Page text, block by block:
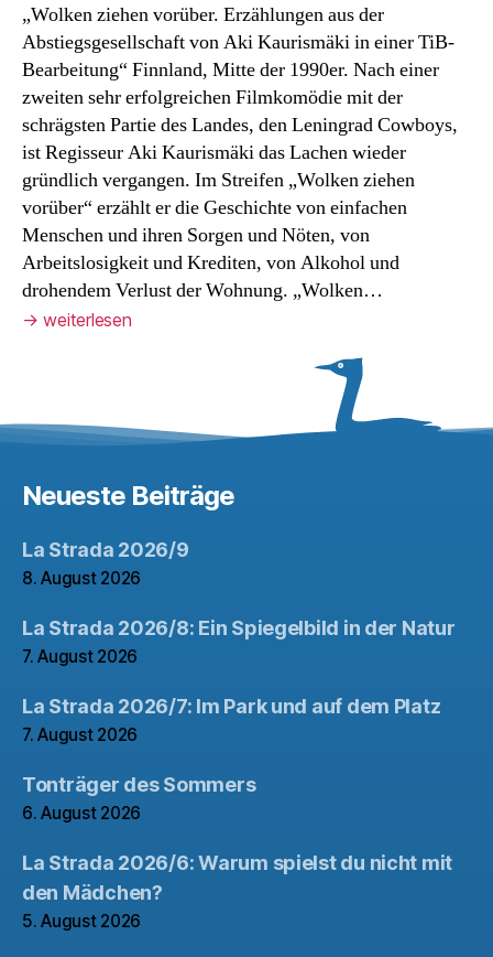
„Wolken ziehen vorüber. Erzählungen aus der
Abstiegsgesellschaft von Aki Kaurismäki in einer TiB-
Bearbeitung“ Finnland, Mitte der 1990er. Nach einer
zweiten sehr erfolgreichen Filmkomödie mit der
schrägsten Partie des Landes, den Leningrad Cowboys,
ist Regisseur Aki Kaurismäki das Lachen wieder
gründlich vergangen. Im Streifen „Wolken ziehen
vorüber“ erzählt er die Geschichte von einfachen
Menschen und ihren Sorgen und Nöten, von
Arbeitslosigkeit und Krediten, von Alkohol und
drohendem Verlust der Wohnung. „Wolken…
→ weiterlesen
Neueste Beiträge
La Strada 2026/9
8. August 2026
La Strada 2026/8: Ein Spiegelbild in der Natur
7. August 2026
La Strada 2026/7: Im Park und auf dem Platz
7. August 2026
Tonträger des Sommers
6. August 2026
La Strada 2026/6: Warum spielst du nicht mit
den Mädchen?
5. August 2026